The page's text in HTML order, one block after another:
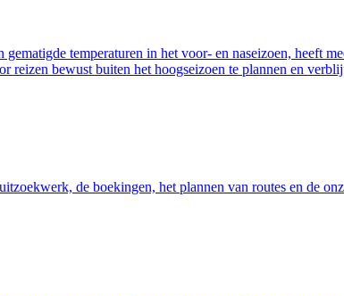
temperaturen in het voor- en naseizoen, heeft
bewust buiten het hoogseizoen te plannen en
de boekingen, het plannen van routes en de